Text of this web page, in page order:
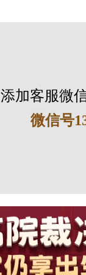
添加客服微
微信号